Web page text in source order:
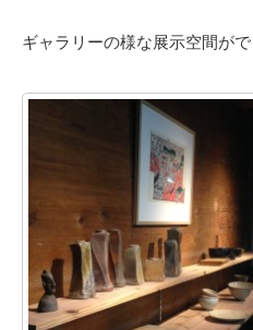
ギャラリーの様な展示空間がで